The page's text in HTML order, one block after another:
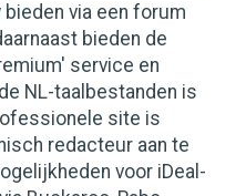
via een forum
bieden de
service en
NL-taalbestanden is
site is
redacteur aan te
voor iDeal-